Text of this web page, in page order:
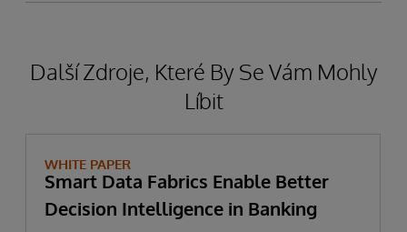
Další Zdroje, Které By Se Vám Mohly
Líbit
WHITE PAPER
Smart Data Fabrics Enable Better
Decision Intelligence in Banking